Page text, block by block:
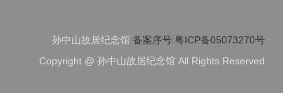
孙中山故居纪念馆 备案序号:粤ICP备05073270号
Copyright @ 孙中山故居纪念馆 All Rights Reserved